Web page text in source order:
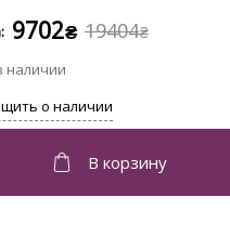
19404₴
9702₴